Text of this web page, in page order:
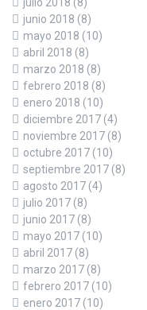
junio 2018 (8)
mayo 2018 (10)
abril 2018 (8)
marzo 2018 (8)
febrero 2018 (8)
enero 2018 (10)
diciembre 2017 (4)
noviembre 2017 (8)
octubre 2017 (10)
septiembre 2017 (8)
agosto 2017 (4)
julio 2017 (8)
junio 2017 (8)
mayo 2017 (10)
abril 2017 (8)
marzo 2017 (8)
febrero 2017 (10)
enero 2017 (10)